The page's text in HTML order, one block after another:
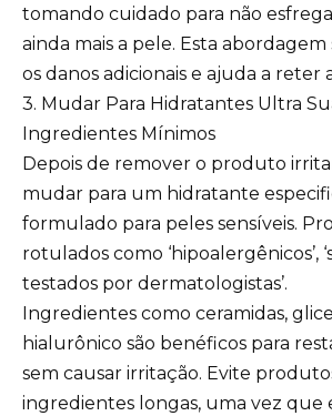
tomando cuidado para não
ainda mais a pele. Esta
os danos adicionais e ajuda a reter
3. Mudar Para Hidratantes Ultra
Ingredientes Mínimos
Depois de remover o produto
mudar para um hidratante
formulado para peles sensíveis.
rotulados como ‘hipoalergênicos’,
testados por dermatologistas’.
Ingredientes como ceramidas,
hialurônico são benéficos para
sem causar irritação. Evite
ingredientes longas, uma vez que